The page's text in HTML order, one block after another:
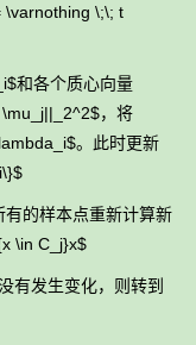
\;\; t
各个质心向量
，将
。此时更新
样本点重新计算新
\in C_j}x$
生变化，则转到